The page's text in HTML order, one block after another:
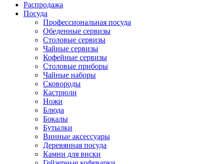
Распродажа
Посуда
Профессиональная посуда
Обеденные сервизы
Столовые сервизы
Чайные сервизы
Кофейные сервизы
Столовые приборы
Чайные наборы
Сковороды
Кастрюли
Ножи
Блюда
Бокалы
Бутылки
Винные аксессуары
Деревянная посуда
Камни для виски